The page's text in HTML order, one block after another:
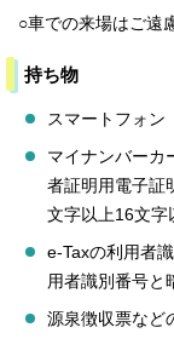
○車での来場はご遠
持ち物
スマートフォン
マイナンバーカ
者証明用電子証
文字以上16文字
e-Taxの利用者
用者識別番号と
源泉徴収票など